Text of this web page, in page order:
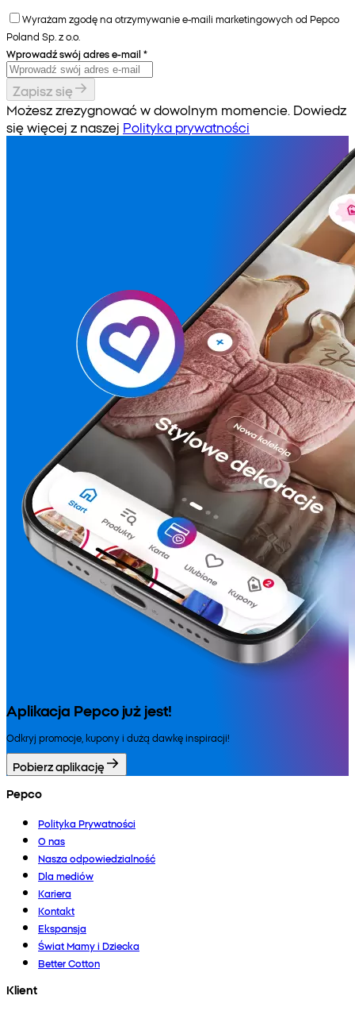
Wyrażam zgodę na otrzymywanie e-maili marketingowych od Pepco
Poland Sp. z o.o.
Wprowadź swój adres e-mail *
Zapisz się
Możesz zrezygnować w dowolnym momencie. Dowiedz
się więcej z naszej Polityka prywatności
Aplikacja Pepco już jest!
Odkryj promocje, kupony i dużą dawkę inspiracji!
Pobierz aplikację
Pepco
Polityka Prywatności
O nas
Nasza odpowiedzialność
Dla mediów
Kariera
Kontakt
Ekspansja
Świat Mamy i Dziecka
Better Cotton
Klient